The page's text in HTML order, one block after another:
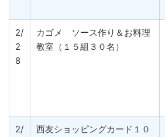
2/
2
8
カゴメ ソース作り＆お料理
教室（１５組３０名）
2/
西友ショッピングカード１０